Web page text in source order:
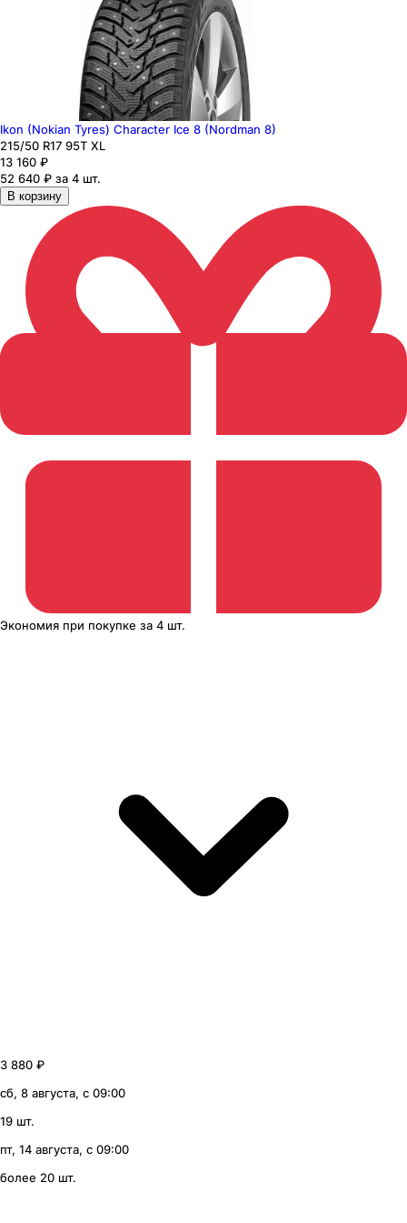
Ikon (Nokian Tyres) Character Ice 8 (Nordman 8)
215/50 R17 95T XL
13 160 ₽
52 640 ₽ за 4 шт.
В корзину
Экономия при покупке за 4 шт.
3 880 ₽
сб, 8 августа, с 09:00
19 шт.
пт, 14 августа, с 09:00
более 20 шт.